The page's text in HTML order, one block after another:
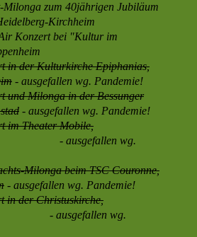
Milonga zum 40jährigen Jubiläum
Kirchheim
Konzert bei "Kultur im
in der Kulturkirche Epiphanias,
- ausgefallen wg. Pandemie!
und Milonga in der Bessunger
- ausgefallen wg. Pandemie!
Theater Mobile,
wg.
Milonga beim TSC Couronne,
- ausgefallen wg. Pandemie!
der Christuskirche,
wg.